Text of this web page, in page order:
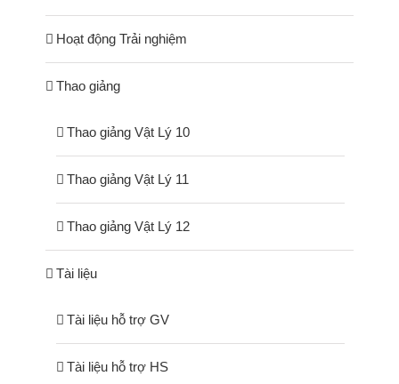
Hoạt động Trải nghiệm
Thao giảng
Thao giảng Vật Lý 10
Thao giảng Vật Lý 11
Thao giảng Vật Lý 12
Tài liệu
Tài liệu hỗ trợ GV
Tài liệu hỗ trợ HS